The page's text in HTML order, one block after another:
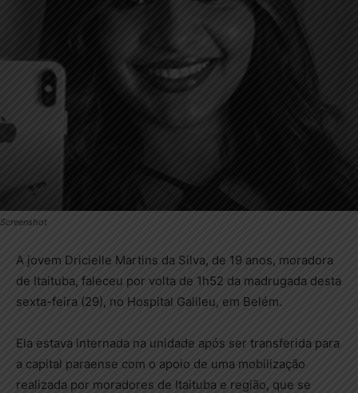
Screenshot
A jovem Dricielle Martins da Silva, de 19 anos, moradora
de Itaituba, faleceu por volta de 1h52 da madrugada desta
sexta-feira (29), no Hospital Galileu, em Belém.
Ela estava internada na unidade após ser transferida para
a capital paraense com o apoio de uma mobilização
realizada por moradores de Itaituba e região, que se